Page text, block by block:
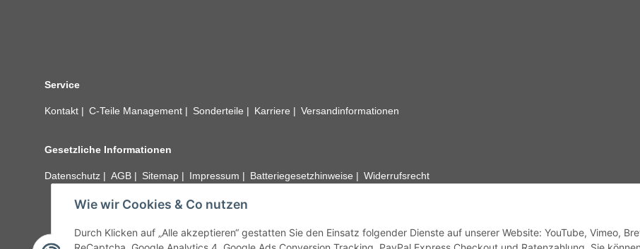
Wie wir Cookies & Co nutzen
Durch Klicken auf „Alle akzeptieren“ gestatten Sie den Einsatz folgender Dienste auf unserer Website: YouTube, Vimeo,
Service
Kontakt C-Teile Management Sonderteile Karriere Versandinformationen
Gesetzliche Informationen
Datenschutz AGB Sitemap Impressum Batteriegesetzhinweise Widerrufsrecht
unseren Kundenservice. Abbildungen der Artikel können beispielhaft sein und vom